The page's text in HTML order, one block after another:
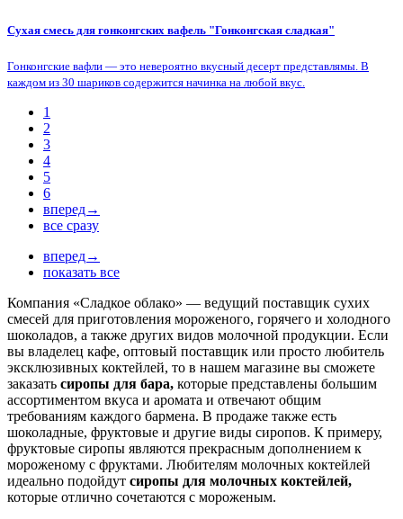
Сухая смесь для гонконгских вафель "Гонконгская сладкая"
Гонконгские вафли — это невероятно вкусный десерт представлямы. В
каждом из 30 шариков содержится начинка на любой вкус.
1
2
3
4
5
6
вперед→
все сразу
вперед→
показать все
Компания «Сладкое облако» — ведущий поставщик сухих
смесей для приготовления мороженого, горячего и холодного
шоколадов, а также других видов молочной продукции. Если
вы владелец кафе, оптовый поставщик или просто любитель
эксклюзивных коктейлей, то в нашем магазине вы сможете
заказать сиропы для бара, которые представлены большим
ассортиментом вкуса и аромата и отвечают общим
требованиям каждого бармена. В продаже также есть
шоколадные, фруктовые и другие виды сиропов. К примеру,
фруктовые сиропы являются прекрасным дополнением к
мороженому с фруктами. Любителям молочных коктейлей
идеально подойдут сиропы для молочных коктейлей,
которые отлично сочетаются с мороженым.